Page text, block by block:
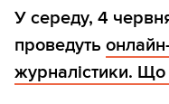
У середу, 4
проведуть
журналістики. Що